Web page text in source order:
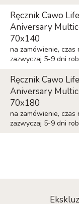
Ręcznik Cawo
Aniversary
70x140
na zamówienie, czas
zazwyczaj 5-9 dni
Ręcznik Cawo
Aniversary
70x180
na zamówienie, czas
zazwyczaj 5-9 dni